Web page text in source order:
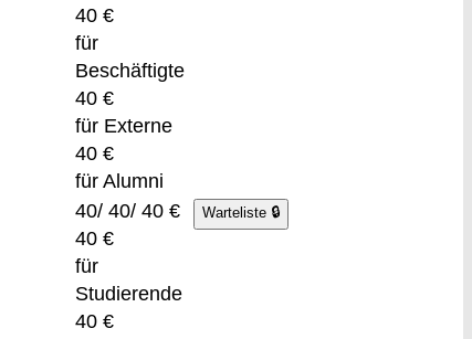
40 €
für
Beschäftigte
40 €
für Externe
40 €
für Alumni
40/ 40/ 40 €
40 €
für
Studierende
40 €